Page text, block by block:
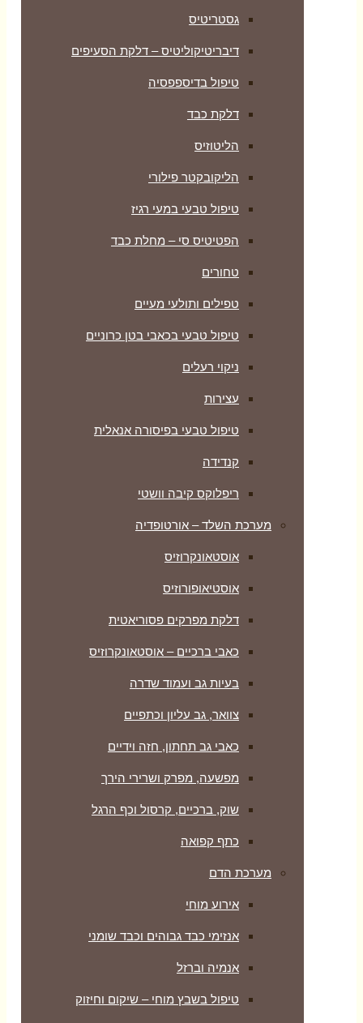
גסטריטיס
דיבריטיקוליטיס – דלקת הסעיפים
טיפול בדיספפסיה
דלקת כבד
הליטוזיס
הליקובקטר פילורי
טיפול טבעי במעי רגיז
הפטיטיס סי – מחלת כבד
טחורים
טפילים ותולעי מעיים
טיפול טבעי בכאבי בטן כרוניים
ניקוי רעלים
עצירות
טיפול טבעי בפיסורה אנאלית
קנדידה
ריפלוקס קיבה וושטי
מערכת השלד – אורטופדיה
אוסטאונקרוזיס
אוסטיאופורוזיס
דלקת מפרקים פסוריאטית
כאבי ברכיים – אוסטאונקרוזיס
בעיות גב ועמוד שדרה
צוואר, גב עליון וכתפיים
כאבי גב תחתון, חזה וידיים
מפשעה, מפרק ושרירי הירך
שוק, ברכיים, קרסול וכף הרגל
כתף קפואה
מערכת הדם
אירוע מוחי
אנזימי כבד גבוהים וכבד שומני
אנמיה וברזל
טיפול בשבץ מוחי – שיקום וחיזוק